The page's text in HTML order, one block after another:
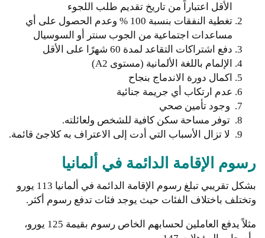
الأقل اعتباراً من تاريخ تقديم طلب اللجوء
تغطية النفقات بنسبة 100 % وعدم الحصول على أي
مساعدات اجتماعية من الجوب سنتر أو السوسيال
دفع اشتراكات التقاعد لمدة 60 شهرًا على الأقل
الإلمام باللغة الألمانية (مستوى A2)
اكمال دورة الاندماج بنجاح
عدم ارتكاب أي جريمة جنائية
وجود تأمين صحي
توفر مساحة سكن كافية للشخص ولعائلته.
لا تزال الأسباب التي أدت إلى الاعتراف به كلاجئ قائمة.
رسوم الإقامة الدائمة في ألمانيا
بشكل تقريبي تبلغ رسوم الإقامة الدائمة في ألمانيا 113 يورو
وتختلف باختلاف الفئات حيث يوجد فئات تدفع رسوم أكثر.
مثلاً يدفع العاملين لحسابهم الخاص رسوم بقيمة 125 يورو،